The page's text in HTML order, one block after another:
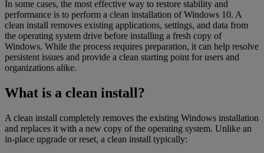
In some cases, the most effective way to restore stability and
performance is to perform a clean installation of Windows 10. A
clean install removes existing applications, settings, and data from
the operating system drive before installing a fresh copy of
Windows. While the process requires preparation, it can help resolve
persistent issues and provide a clean starting point for users and
organizations alike.
What is a clean install?
A clean install completely removes the existing Windows installation
and replaces it with a new copy of the operating system. Unlike an
in-place upgrade or reset, a clean install typically: